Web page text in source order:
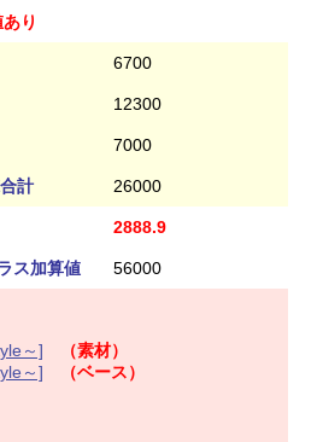
り
6700
12300
7000
計 26000
2888.9
ス加算値 56000
～]
（素材）
～]
（ベース）